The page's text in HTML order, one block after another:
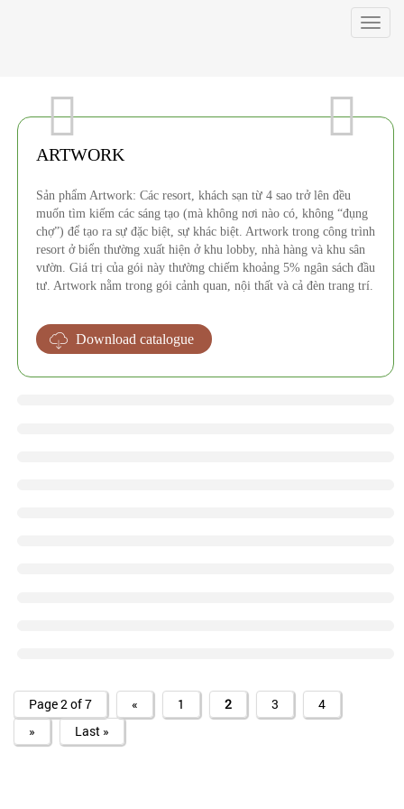
ARTWORK
Sản phẩm Artwork: Các resort, khách sạn từ 4 sao trở lên đều
muốn tìm kiếm các sáng tạo (mà không nơi nào có, không “đụng
chợ”) để tạo ra sự đặc biệt, sự khác biệt. Artwork trong công trình
resort ở biển thường xuất hiện ở khu lobby, nhà hàng và khu sân
vườn. Giá trị của gói này thường chiếm khoảng 5% ngân sách đầu
tư. Artwork nằm trong gói cảnh quan, nội thất và cả đèn trang trí.
Download catalogue
Page 2 of 7 « 1 2 3
4
»
Last »